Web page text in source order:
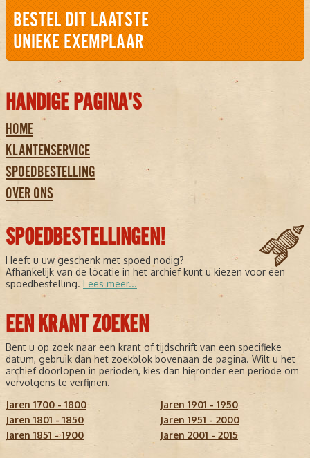
BESTEL DIT LAATSTE
UNIEKE EXEMPLAAR
HANDIGE PAGINA'S
HOME
KLANTENSERVICE
SPOEDBESTELLING
OVER ONS
SPOEDBESTELLINGEN!
Heeft u uw geschenk met spoed nodig?
Afhankelijk van de locatie in het archief kunt u kiezen voor een
spoedbestelling. Lees meer...
EEN KRANT ZOEKEN
Bent u op zoek naar een krant of tijdschrift van een specifieke
datum, gebruik dan het zoekblok bovenaan de pagina. Wilt u het
archief doorlopen in perioden, kies dan hieronder een periode om
vervolgens te verfijnen.
Jaren 1700 - 1800
Jaren 1801 - 1850
Jaren 1851 - 1900
Jaren 1901 - 1950
Jaren 1951 - 2000
Jaren 2001 - 2015